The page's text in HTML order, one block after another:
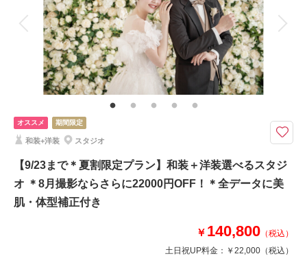
スタジオでの撮影 家族・友人と撮影
豊富な色打掛・着物 人気スポットでの撮影
海での撮影
マタニティフォト
豊富なドレス
3万円以下のプラン
庭園での撮影
ペットと撮影
オススメ 期間限定
和装+洋装 スタジオ
【9/23まで＊夏割限定プラン】和装＋洋装選べるスタジ
オ ＊8月撮影ならさらに22000円OFF！＊全データに美
肌・体型補正付き
￥ 140,800 （税込）
土日祝UP料金： ￥22,000 （税込）